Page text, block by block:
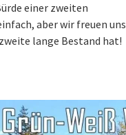
einer zweiten
aber wir freuen uns
lange Bestand hat!